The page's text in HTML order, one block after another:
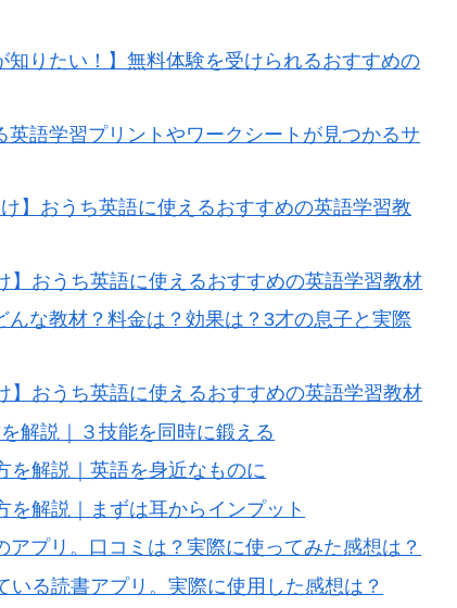
知りたい！】無料体験を受けられるおすすめの
英語学習プリントやワークシートが見つかるサ
】おうち英語に使えるおすすめの英語学習教
】おうち英語に使えるおすすめの英語学習教材
んな教材？料金は？効果は？3才の息子と実際
】おうち英語に使えるおすすめの英語学習教材
解説｜３技能を同時に鍛える
を解説｜英語を身近なものに
を解説｜まずは耳からインプット
アプリ。口コミは？実際に使ってみた感想は？
いる読書アプリ。実際に使用した感想は？